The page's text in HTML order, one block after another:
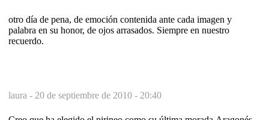
otro día de pena, de emoción contenida ante cada imagen y
palabra en su honor, de ojos arrasados. Siempre en nuestro
recuerdo.
laura - 20 de septiembre de 2010 - 20:40